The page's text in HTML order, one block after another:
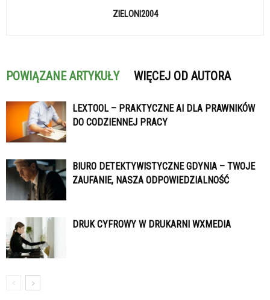
ZIELONI2004
POWIĄZANE ARTYKUŁY WIĘCEJ OD AUTORA
LEXTOOL – PRAKTYCZNE AI DLA PRAWNIKÓW
DO CODZIENNEJ PRACY
BIURO DETEKTYWISTYCZNE GDYNIA – TWOJE
ZAUFANIE, NASZA ODPOWIEDZIALNOŚĆ
DRUK CYFROWY W DRUKARNI WXMEDIA